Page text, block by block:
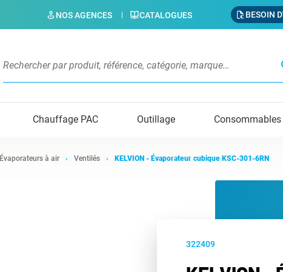
NOS AGENCES CATALOGUES BESOIN
Chauffage PAC Outillage Consommables
Évaporateurs à air Ventilés KELVION - Évaporateur cubique KSC-301-6RN
322409